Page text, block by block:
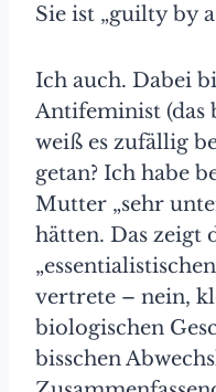
Sie ist „guilty by
Ich auch. Dabei
Antifeminist (das
weiß es zufällig
getan? Ich habe
Mutter „sehr
hätten. Das zeigt
vertrete – nein,
biologischen
bisschen